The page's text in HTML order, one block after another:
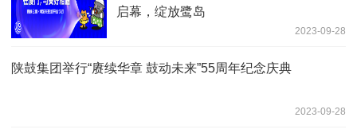
启幕，绽放鹭岛
2023-09-28
陕鼓集团举行“赓续华章 鼓动未来”55周年纪念庆典
2023-09-28